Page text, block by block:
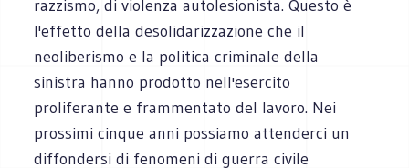
razzismo, di violenza autolesionista. Questo è
l'effetto della desolidarizzazione che il
neoliberismo e la politica criminale della
sinistra hanno prodotto nell'esercito
proliferante e frammentato del lavoro. Nei
prossimi cinque anni possiamo attenderci un
diffondersi di fenomeni di guerra civile